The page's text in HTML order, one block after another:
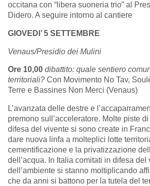
occitana con “libera suoneria trio” al
Didero. A seguire intorno al cantiere
GIOVEDI’ 5 SETTEMBRE
Venaus/Presidio dei Mulini
Ore 10,00 dibattito: quale sentiero
territoriali? Con Movimento No Tav,
Terre e Bassines Non Merci (Venaus)
L’avanzata delle destre e
premono sull’acceleratore. Molte piste
difesa del vivente si sono create in
dare nuova linfa a molteplici lotte
cementificazione e la privatizzazione
dell’acqua. In Italia comitati in difesa del
dell’ambiente si stanno moltiplicando
che da anni si battono per la tutela del